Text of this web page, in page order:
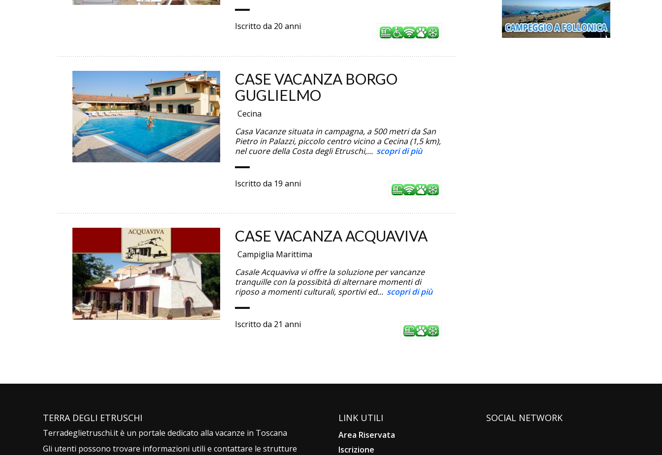
Iscritto da 20 anni
CASE VACANZA BORGO
GUGLIELMO
Cecina
Casa Vacanze situata in campagna, a 500 metri da San
Pietro in Palazzi, piccolo centro vicino a Cecina (1,5 km),
nel cuore della Costa degli Etruschi,... scopri di più
Iscritto da 19 anni
CASE VACANZA ACQUAVIVA
Campiglia Marittima
Casale Acquaviva vi offre la soluzione per vancanze
tranquille con la possibità di alternare momenti di
riposo a momenti culturali, sportivi ed... scopri di più
Iscritto da 21 anni
TERRA DEGLI ETRUSCHI
Terradeglietruschi.it è un portale dedicato alla vacanze in Toscana
Gli utenti possono trovare informazioni utili e contattare le strutture
LINK UTILI
Area Riservata
Iscrizione
SOCIAL NETWORK